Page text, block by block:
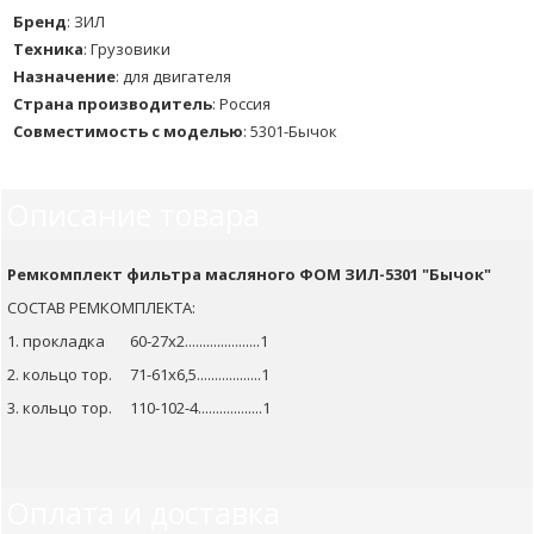
Бренд: ЗИЛ
Техника: Грузовики
Назначение: для двигателя
Страна производитель: Россия
Совместимость с моделью: 5301-Бычок
Ремкомплект фильтра масляного ФОМ ЗИЛ-5301 "Бычок"
СОСТАВ РЕМКОМПЛЕКТА:
1. прокладка 60-27х2.....................1
2. кольцо тор. 71-61х6,5..................1
3. кольцо тор. 110-102-4..................1